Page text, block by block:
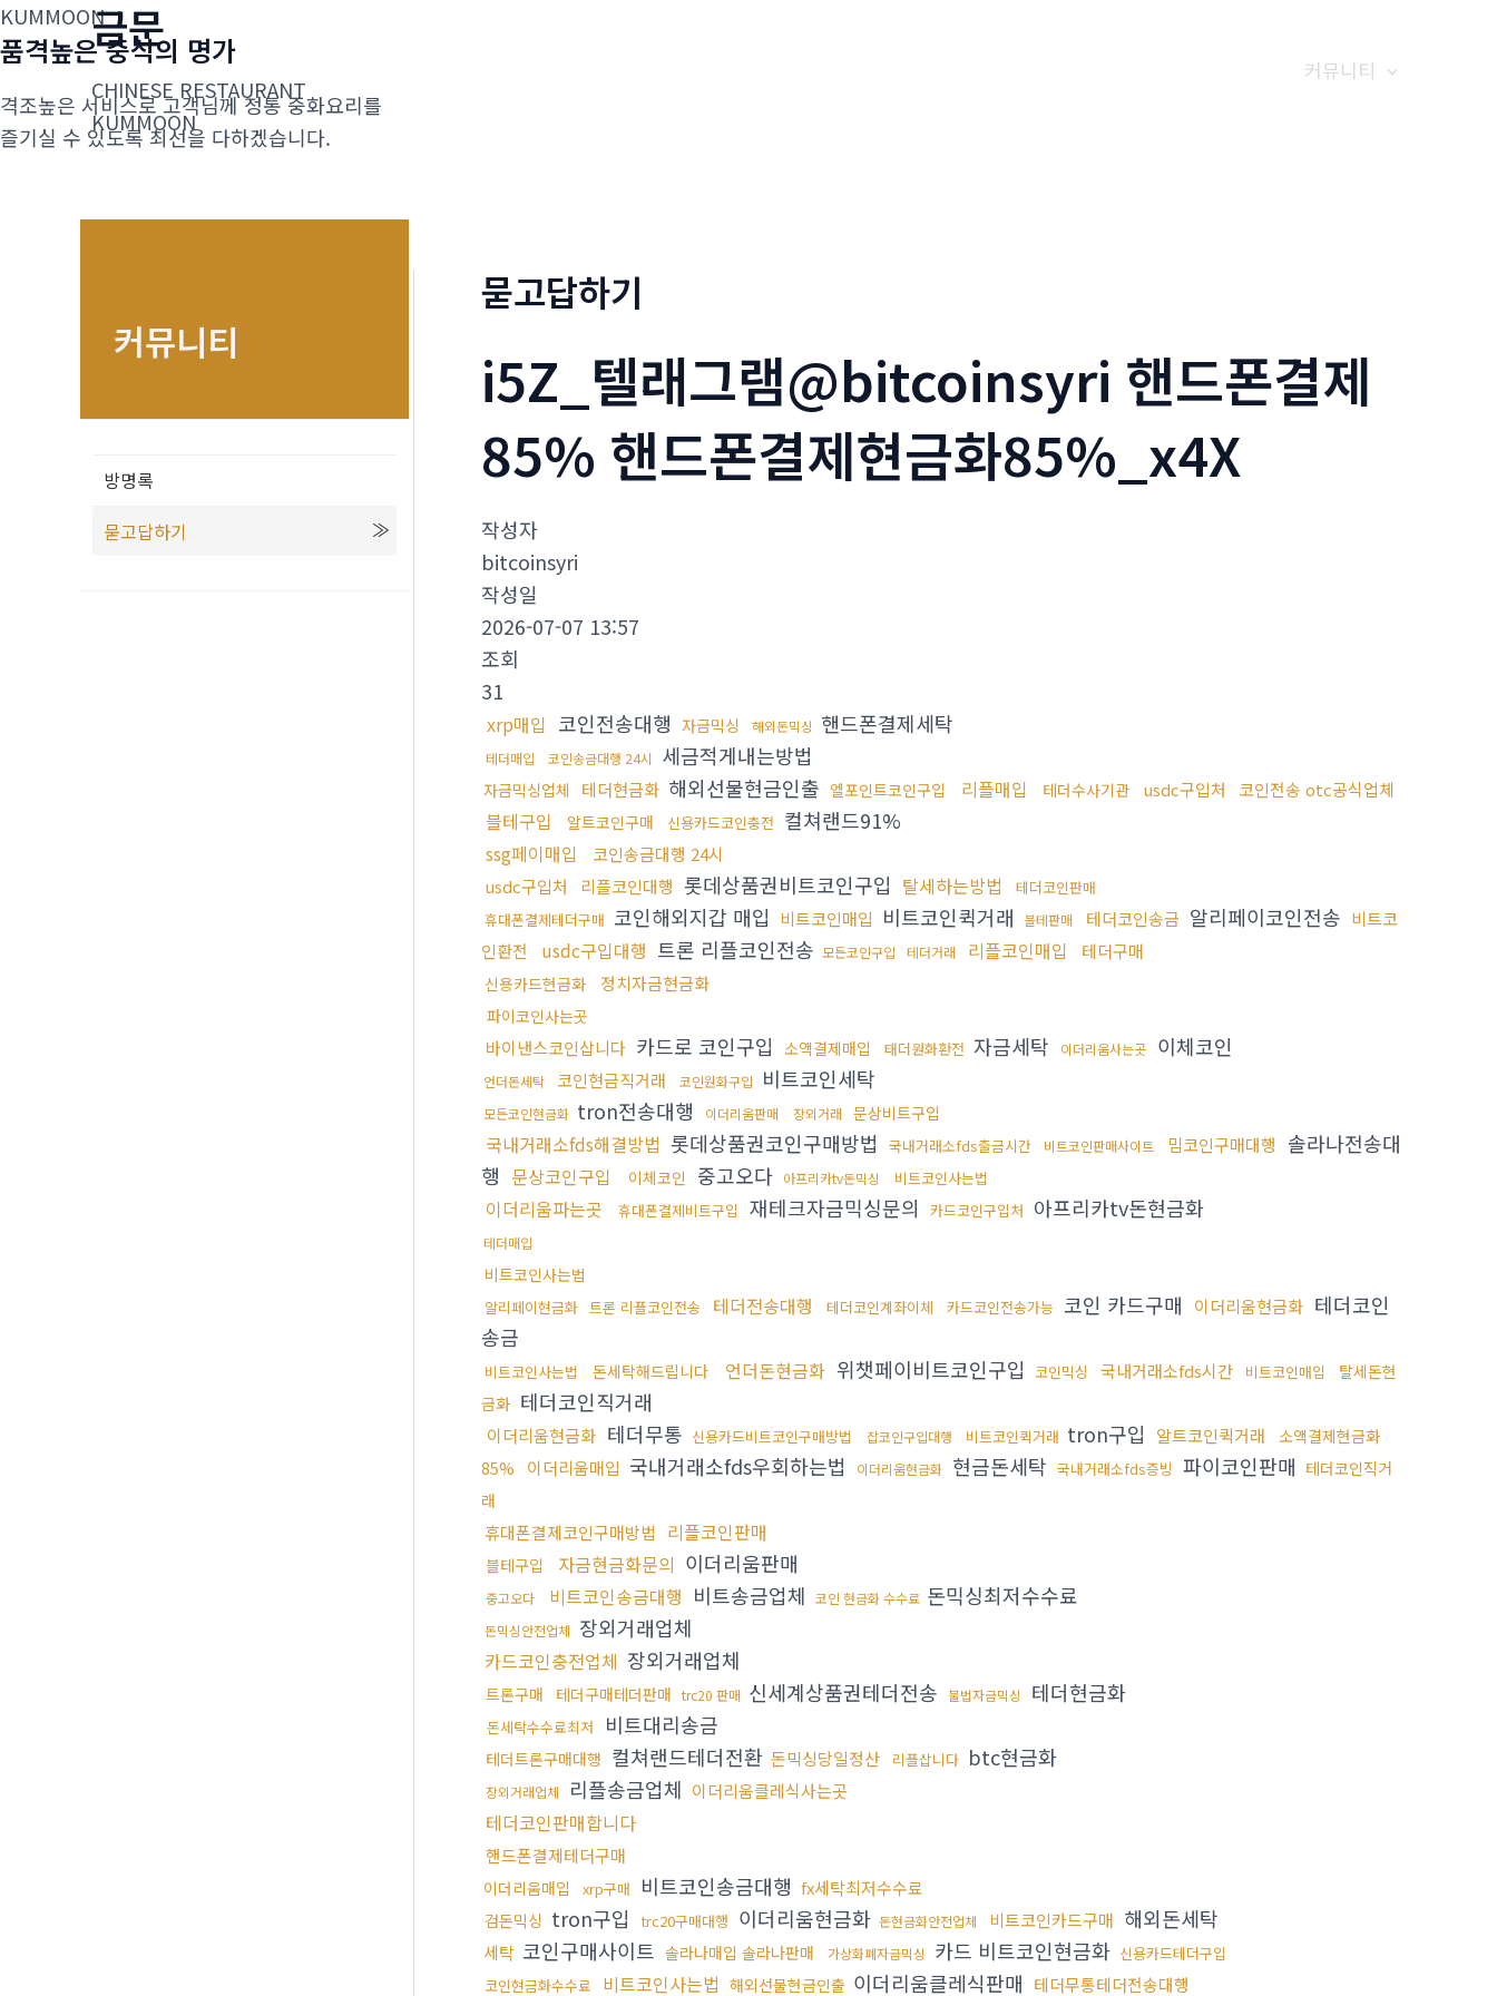
콘
텐
로
건
금문
CHINESE RESTAURANT
KUMMOON
커뮤니티
KUMMOON
품격높은 중식의 명가
격조높은 서비스로 고객님께 정통 중화요리를
즐기실 수 있도록 최선을 다하겠습니다.
커뮤니티
방명록
묻고답하기
묻고답하기
i5Z_텔래그램@bitcoinsyri 핸드폰결제
85% 핸드폰결제현금화85%_x4X
작성자
bitcoinsyri
작성일
2026-07-07 13:57
조회
31
xrp매입 코인전송대행 자금믹싱 해외돈믹싱 핸드폰결제세탁
테더매입 코인송금대행 24시 세금적게내는방법
자금믹싱업체 테더현금화 해외선물현금인출 엘포인트코인구입 리플매입 테더수사기관 usdc구입처 코인전송 otc공식업체
블테구입 알트코인구매 신용카드코인충전 컬쳐랜드91%
ssg페이매입
코인송금대행 24시
usdc구입처
리플코인대행 롯데상품권비트코인구입 탈세하는방법
테더코인판매
휴대폰결제테더구매 코인해외지갑 매입 비트코인매입 비트코인퀵거래 블테판매 테더코인송금 알리페이코인전송 비트코
인환전
usdc구입대행 트론 리플코인전송 모든코인구입 테더거래 리플코인매입 테더구매
신용카드현금화 정치자금현금화
파이코인사는곳
바이낸스코인삽니다 카드로 코인구입 소액결제매입 태더원화환전 자금세탁 이더리움사는곳 이체코인
언더돈세탁 코인현금직거래 코인원화구입 비트코인세탁
모든코인현금화 tron전송대행 이더리움판매 장외거래 문상비트구입
국내거래소fds해결방법 롯데상품권코인구매방법 국내거래소fds출금시간 비트코인판매사이트 밈코인구매대행
솔라나전송대
행 문상코인구입 이체코인 중고오다 아프리카tv돈믹싱 비트코인사는법
이더리움파는곳 휴대폰결제비트구입 재테크자금믹싱문의 카드코인구입처 아프리카tv돈현금화
테더매입
비트코인사는법
알리페이현금화 트론 리플코인전송 테더전송대행 테더코인계좌이체 카드코인전송가능 코인 카드구매 이더리움현금화 테더코인
송금
비트코인사는법 돈세탁해드립니다 언더돈현금화 위챗페이비트코인구입 코인믹싱 국내거래소fds시간 비트코인매입
탈세돈현
금화 테더코인직거래
이더리움현금화 테더무통 신용카드비트코인구매방법 잡코인구입대행 비트코인퀵거래 tron구입 알트코인퀵거래
소액결제현금화
85%
이더리움매입 국내거래소fds우회하는법 이더리움현금화 현금돈세탁 국내거래소fds증빙 파이코인판매 테더코인직거
래
휴대폰결제코인구매방법 리플코인판매
블테구입 자금현금화문의 이더리움판매
중고오다 비트코인송금대행 비트송금업체 코인 현금화 수수료 돈믹싱최저수수료
돈믹싱안전업체 장외거래업체
카드코인충전업체 장외거래업체
트론구매 테더구매테더판매 trc20 판매 신세계상품권테더전송 불법자금믹싱 테더현금화
돈세탁수수료최저 비트대리송금
테더트론구매대행 컬쳐랜드테더전환 돈믹싱당일정산 리플삽니다 btc현금화
장외거래업체 리플송금업체 이더리움클레식사는곳
테더코인판매합니다
핸드폰결제테더구매
이더리움매입 xrp구매 비트코인송금대행 fx세탁최저수수료
검돈믹싱 tron구입 trc20구매대행 이더리움현금화 돈현금화안전업체 비트코인카드구매 해외돈세탁
세탁 코인구매사이트 솔라나매입 솔라나판매 가상화폐자금믹싱 카드 비트코인현금화 신용카드테더구입
코인현금화수수료
비트코인사는법 해외선물현금인출 이더리움클레식판매 테더무통테더전송대행